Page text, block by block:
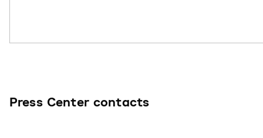
Press Center contacts